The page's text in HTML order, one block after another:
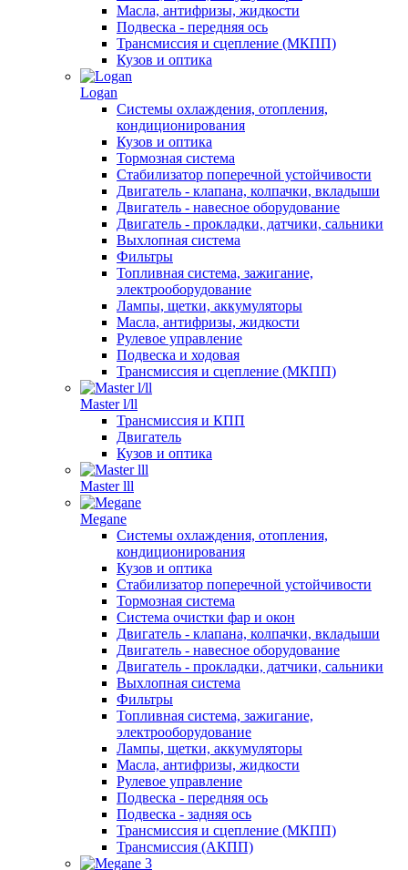
Масла, антифризы, жидкости
Подвеска - передняя ось
Трансмиссия и сцепление (МКПП)
Кузов и оптика
Logan
Системы охлаждения, отопления,
кондиционирования
Кузов и оптика
Тормозная система
Стабилизатор поперечной устойчивости
Двигатель - клапана, колпачки, вкладыши
Двигатель - навесное оборудование
Двигатель - прокладки, датчики, сальники
Выхлопная система
Фильтры
Топливная система, зажигание,
электрооборудование
Лампы, щетки, аккумуляторы
Масла, антифризы, жидкости
Рулевое управление
Подвеска и ходовая
Трансмиссия и сцепление (МКПП)
Master l/ll
Трансмиссия и КПП
Двигатель
Кузов и оптика
Master lll
Megane
Системы охлаждения, отопления,
кондиционирования
Кузов и оптика
Стабилизатор поперечной устойчивости
Тормозная система
Система очистки фар и окон
Двигатель - клапана, колпачки, вкладыши
Двигатель - навесное оборудование
Двигатель - прокладки, датчики, сальники
Выхлопная система
Фильтры
Топливная система, зажигание,
электрооборудование
Лампы, щетки, аккумуляторы
Масла, антифризы, жидкости
Рулевое управление
Подвеска - передняя ось
Подвеска - задняя ось
Трансмиссия и сцепление (МКПП)
Трансмиссия (АКПП)